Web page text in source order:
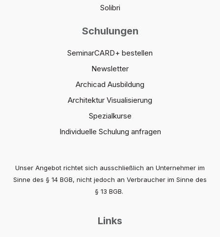
Solibri
Schulungen
SeminarCARD+ bestellen
Newsletter
Archicad Ausbildung
Architektur Visualisierung
Spezialkurse
Individuelle Schulung anfragen
Unser Angebot richtet sich ausschließlich an Unternehmer im
Sinne des § 14 BGB, nicht jedoch an Verbraucher im Sinne des
§ 13 BGB.
Links